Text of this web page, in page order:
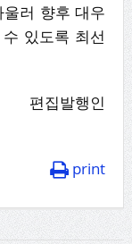
울러 향후 대우
있도록 최선
발행인
print